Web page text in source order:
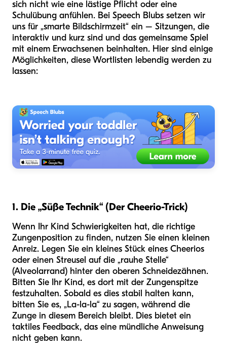
sich nicht wie eine lästige Pflicht oder eine
Schulübung anfühlen. Bei Speech Blubs setzen wir
uns für „smarte Bildschirmzeit“ ein – Sitzungen, die
interaktiv und kurz sind und das gemeinsame Spiel
mit einem Erwachsenen beinhalten. Hier sind einige
Möglichkeiten, diese Wortlisten lebendig werden zu
lassen:
1. Die „Süße Technik“ (Der Cheerio-Trick)
Wenn Ihr Kind Schwierigkeiten hat, die richtige
Zungenposition zu finden, nutzen Sie einen kleinen
Anreiz. Legen Sie ein kleines Stück eines Cheerios
oder einen Streusel auf die „rauhe Stelle“
(Alveolarrand) hinter den oberen Schneidezähnen.
Bitten Sie Ihr Kind, es dort mit der Zungenspitze
festzuhalten. Sobald es dies stabil halten kann,
bitten Sie es, „La-la-la“ zu sagen, während die
Zunge in diesem Bereich bleibt. Dies bietet ein
taktiles Feedback, das eine mündliche Anweisung
nicht geben kann.